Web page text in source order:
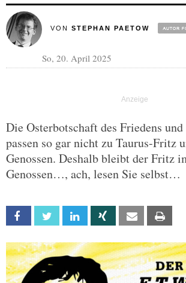
VON STEPHAN PAETOW
So, 20. April 2025
Die Osterbotschaft des Friedens
passen so gar nicht zu Taurus-Fritz
Genossen. Deshalb bleibt der Fritz
Genossen…, ach, lesen Sie selbst…
Facebook Twitter Linkedin Xing Email